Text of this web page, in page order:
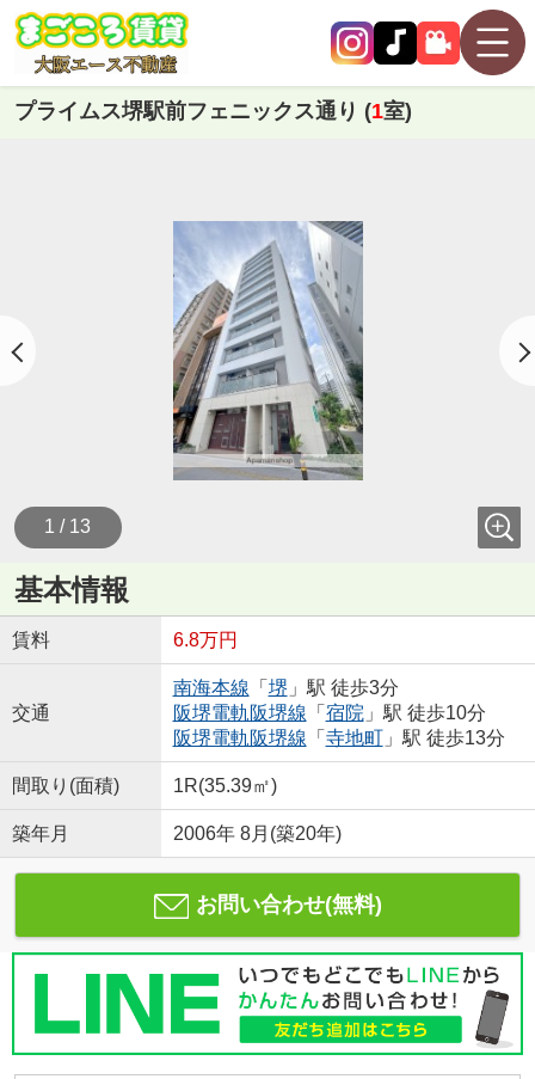
プライムス堺駅前フェニックス通り (1室)
1 / 13
基本情報
賃料 6.8万円
交通
南海本線 「 堺 」駅 徒歩3分
阪堺電軌阪堺線 「 宿院」駅 徒歩10分
阪堺電軌阪堺線 「 寺地町 」駅 徒歩13分
間取り(面積) 1R(35.39㎡)
築年月 2006年 8月(築20年)
お問い合わせ(無料)